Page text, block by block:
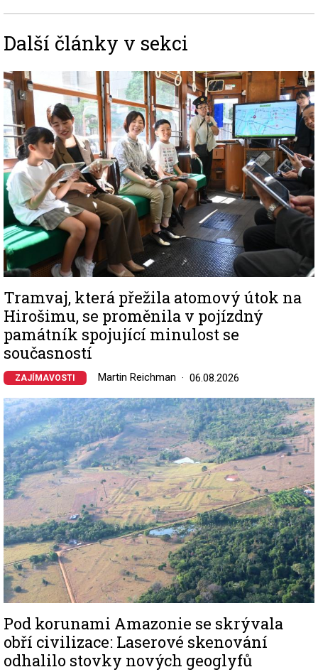
Další články v sekci
Image
Tramvaj, která přežila atomový útok na
Hirošimu, se proměnila v pojízdný
památník spojující minulost se
současností
ZAJÍMAVOSTI Martin Reichman 06.08.2026
Image
Pod korunami Amazonie se skrývala
obří civilizace: Laserové skenování
odhalilo stovky nových geoglyfů